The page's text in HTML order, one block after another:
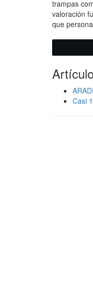
trampas
valoración
que
Casi